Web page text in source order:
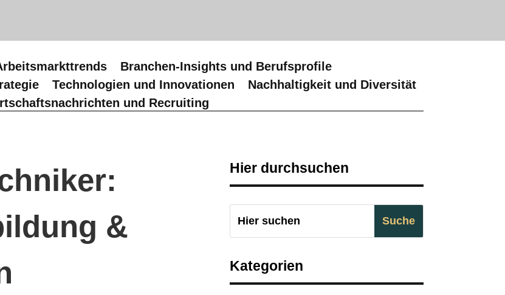
Branchen-Insights und Berufsprofile
Technologien und Innovationen
Nachhaltigkeit und Diversität
und Recruiting
&
Hier durchsuchen
Kategorien